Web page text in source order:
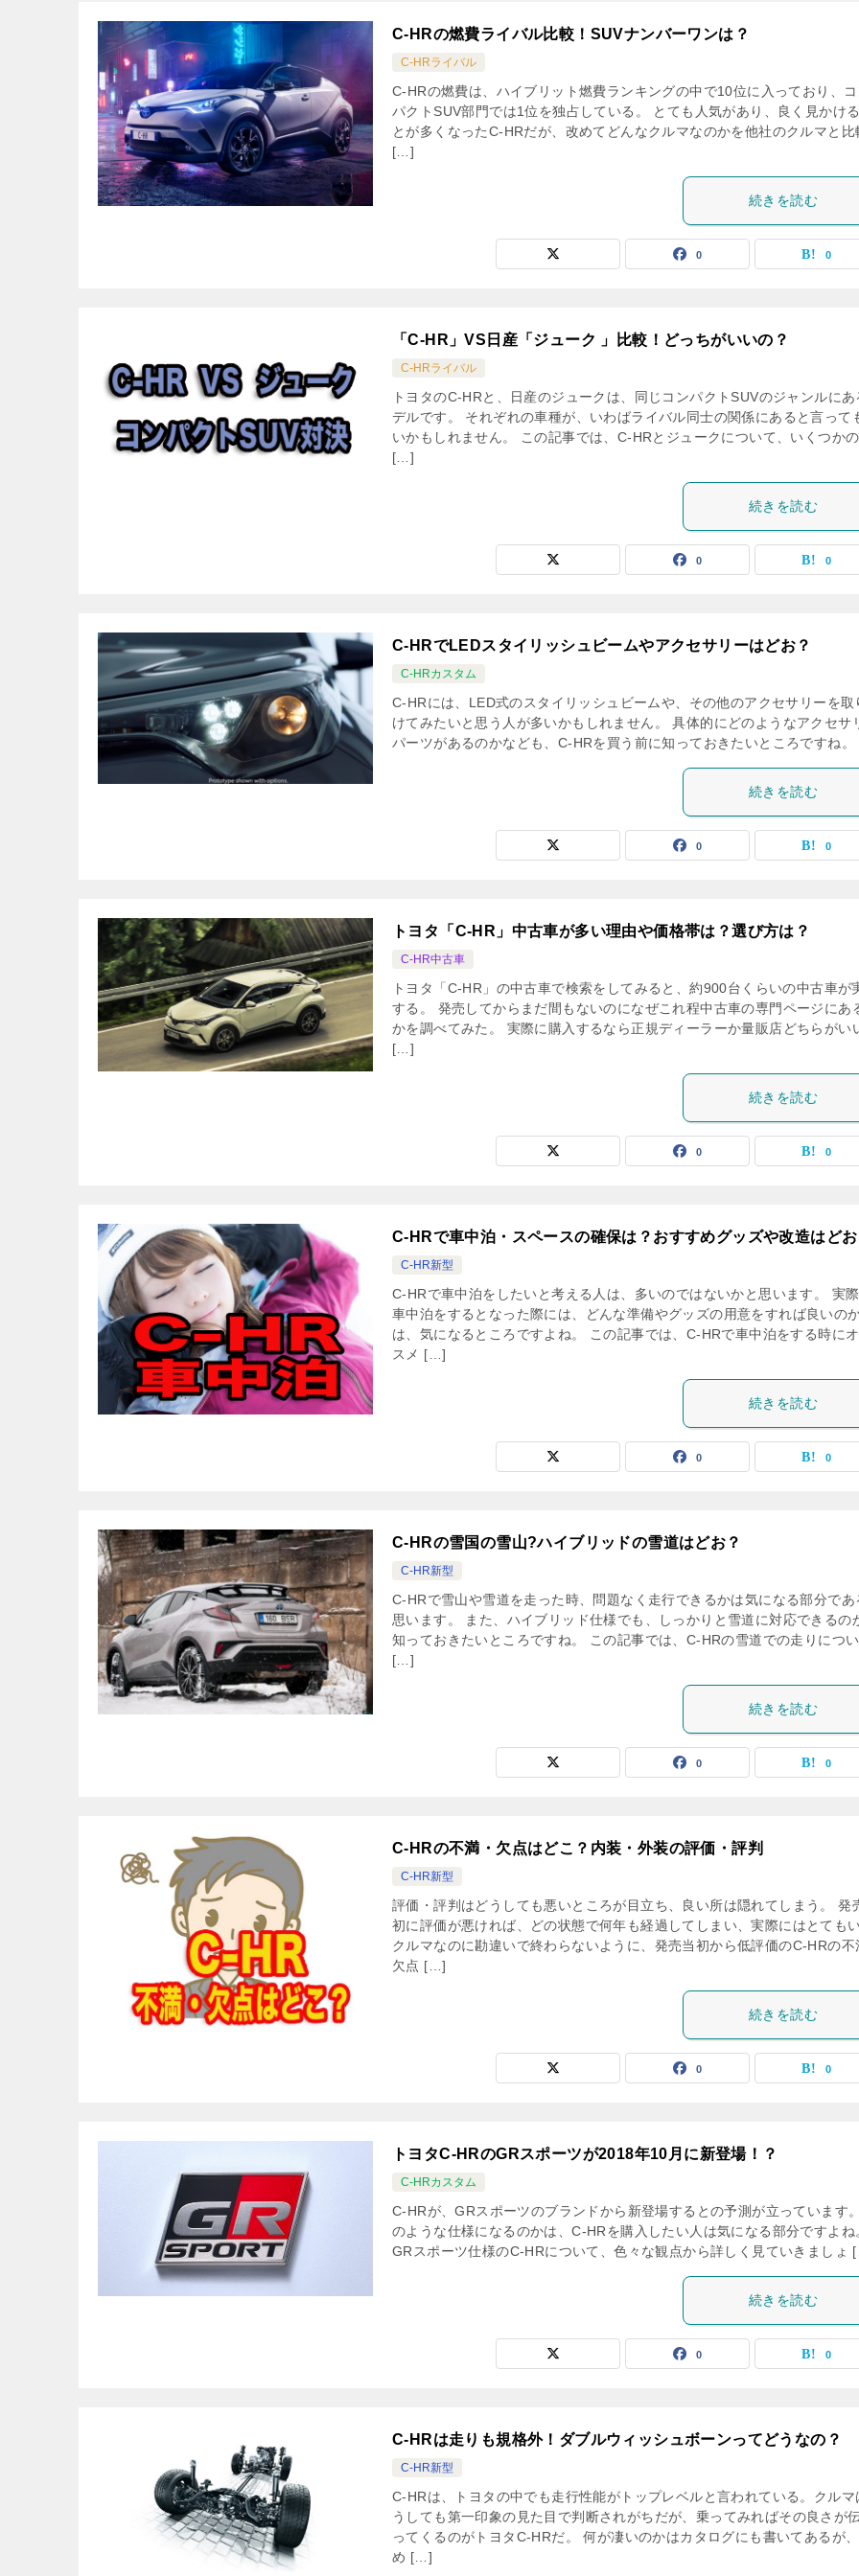
C-HRの燃費ライバル比較！SUVナンバーワンは？
C-HRライバル
C-HRの燃費は、ハイブリット燃費ランキングの中で10位に入っており、コ
パクトSUV部門では1位を独占している。 とても人気があり、良く見かけ
とが多くなったC-HRだが、改めてどんなクルマなのかを他社のクルマと比
[…]
続きを読む
0 0
「C-HR」VS日産「ジューク 」比較！どっちがいいの？
C-HRライバル
トヨタのC-HRと、日産のジュークは、同じコンパクトSUVのジャンルにあ
デルです。 それぞれの車種が、いわばライバル同士の関係にあると言って
いかもしれません。 この記事では、C-HRとジュークについて、いくつかの
[…]
続きを読む
0 0
C-HRでLEDスタイリッシュビームやアクセサリーはどお？
C-HRカスタム
C-HRには、LED式のスタイリッシュビームや、その他のアクセサリーを取
けてみたいと思う人が多いかもしれません。 具体的にどのようなアクセサ
パーツがあるのかなども、C-HRを買う前に知っておきたいところですね
続きを読む
0 0
トヨタ「C-HR」中古車が多い理由や価格帯は？選び方は？
C-HR中古車
トヨタ「C-HR」の中古車で検索をしてみると、約900台くらいの中古車が
する。 発売してからまだ間もないのになぜこれ程中古車の専門ページにあ
かを調べてみた。 実際に購入するなら正規ディーラーか量販店どちらがい
[…]
続きを読む
0 0
C-HRで車中泊・スペースの確保は？おすすめグッズや改造はどお
C-HR新型
C-HRで車中泊をしたいと考える人は、多いのではないかと思います。 実
車中泊をするとなった際には、どんな準備やグッズの用意をすれば良いの
は、気になるところですよね。 この記事では、C-HRで車中泊をする時に
スメ […]
続きを読む
0 0
C-HRの雪国の雪山?ハイブリッドの雪道はどお？
C-HR新型
C-HRで雪山や雪道を走った時、問題なく走行できるかは気になる部分であ
思います。 また、ハイブリッド仕様でも、しっかりと雪道に対応できるの
知っておきたいところですね。 この記事では、C-HRの雪道での走りにつ
[…]
続きを読む
0 0
C-HRの不満・欠点はどこ？内装・外装の評価・評判
C-HR新型
評価・評判はどうしても悪いところが目立ち、良い所は隠れてしまう。 発
初に評価が悪ければ、どの状態で何年も経過してしまい、実際にはとても
クルマなのに勘違いで終わらないように、発売当初から低評価のC-HRの不
欠点 […]
続きを読む
0 0
トヨタC-HRのGRスポーツが2018年10月に新登場！？
C-HRカスタム
C-HRが、GRスポーツのブランドから新登場するとの予測が立っています
のような仕様になるのかは、C-HRを購入したい人は気になる部分ですよね
GRスポーツ仕様のC-HRについて、色々な観点から詳しく見ていきましょ
続きを読む
0 0
C-HRは走りも規格外！ダブルウィッシュボーンってどうなの？
C-HR新型
C-HRは、トヨタの中でも走行性能がトップレベルと言われている。クルマ
うしても第一印象の見た目で判断されがちだが、乗ってみればその良さが
ってくるのがトヨタC-HRだ。 何が凄いのかはカタログにも書いてあるが
め […]